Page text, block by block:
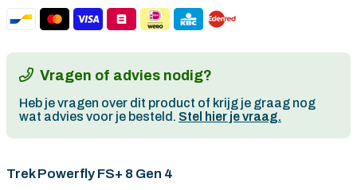
Vragen of advies nodig?
Heb je vragen over dit product of krijg je graag nog
wat advies voor je besteld. Stel hier je vraag.
Trek Powerfly FS+ 8 Gen 4